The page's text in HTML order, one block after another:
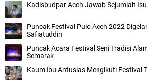
Kadisbudpar Aceh Jawab Sejumlah Isu
Puncak Festival Pulo Aceh 2022
Safiatuddin
Puncak Acara Festival Seni Tradisi
Semarak
Kaum Ibu Antusias Mengikuti Festival